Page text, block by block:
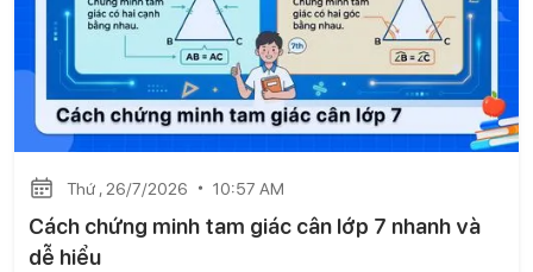
Thứ , 26/7/2026 10:57 AM
Cách chứng minh tam giác cân lớp 7 nhanh và
dễ hiểu